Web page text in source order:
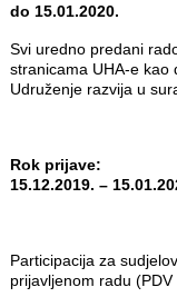
do 15.01.2020.
Svi uredno predani
stranicama UHA-e kao
Udruženje razvija u
Rok prijave:
15.12.2019. –
Participacija za
prijavljenom radu